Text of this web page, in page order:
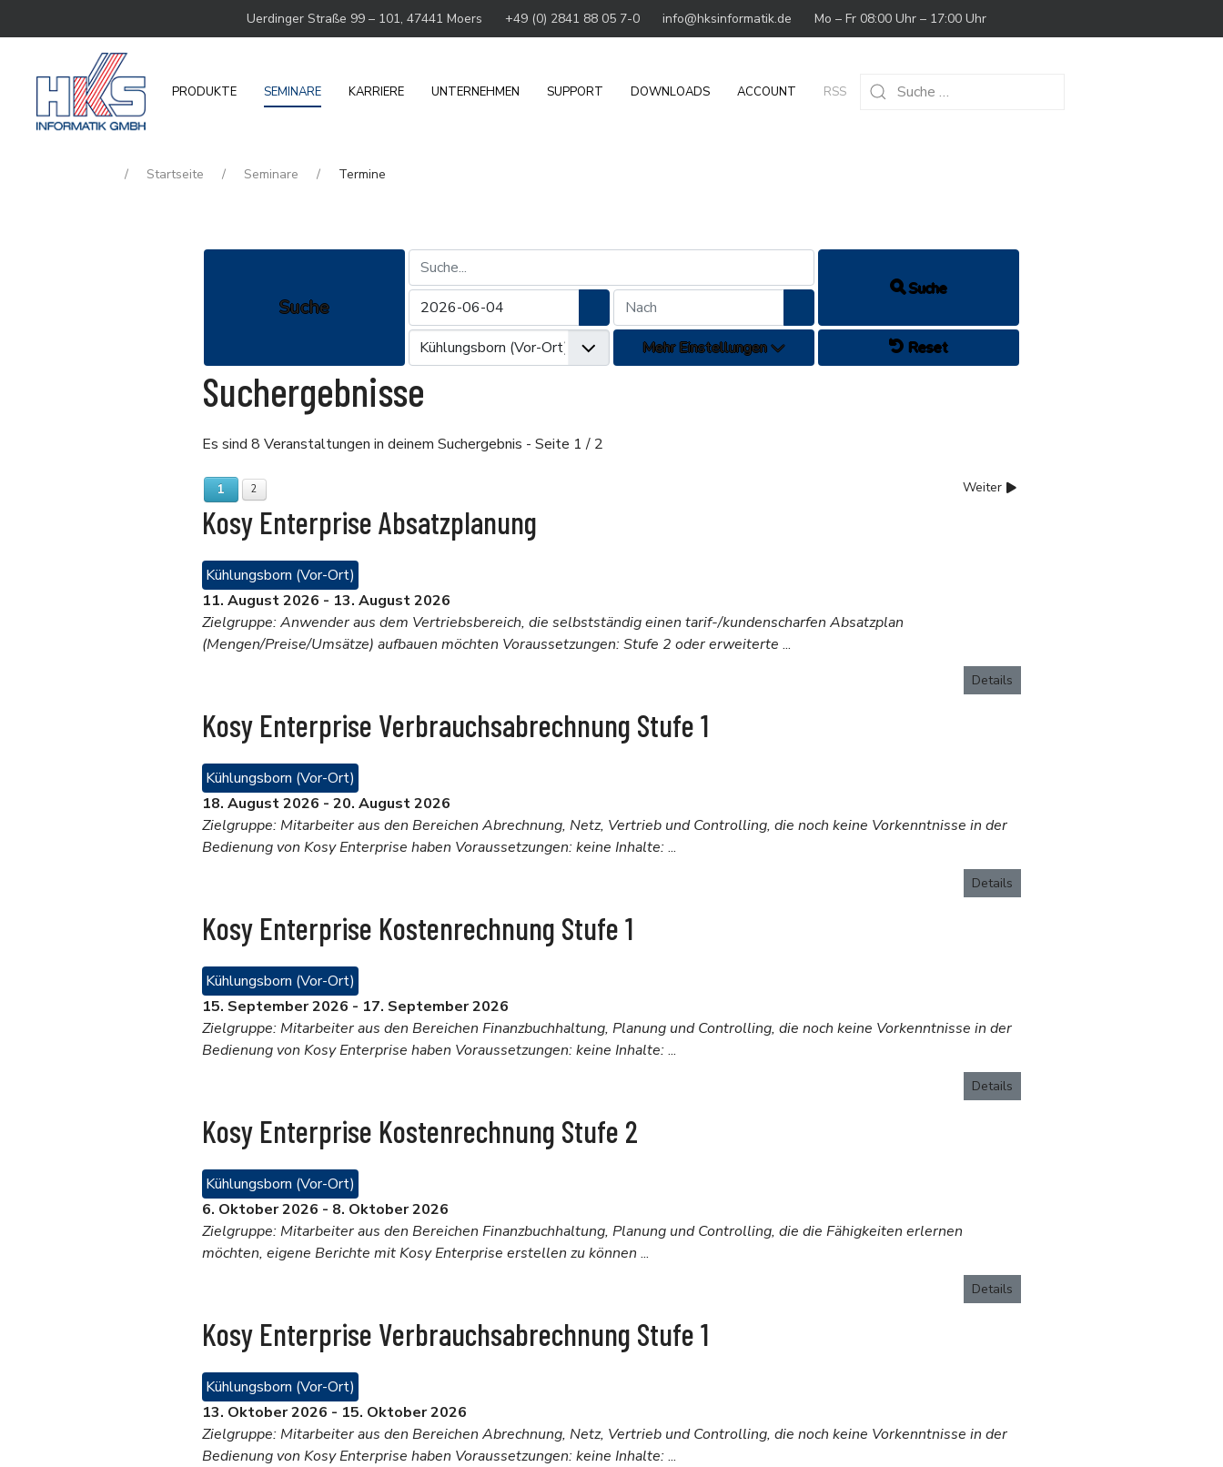
Uerdinger Straße 99 – 101, 47441 Moers +49 (0) 2841 88 05 7-0 info@hksinformatik.de Mo – Fr 08:00 Uhr – 17:00 Uhr
PRODUKTE SEMINARE KARRIERE UNTERNEHMEN SUPPORT DOWNLOADS ACCOUNT RSS
Startseite Seminare Termine
Suche
Suche...
Kalender öffnen
Mehr Einstellungen
Suche
Reset
Suchergebnisse
Es sind 8 Veranstaltungen in deinem Suchergebnis - Seite 1 / 2
1 2 Weiter
Kosy Enterprise Absatzplanung
Kühlungsborn (Vor-Ort)
11. August 2026 - 13. August 2026
Zielgruppe: Anwender aus dem Vertriebsbereich, die selbstständig einen tarif-/kundenscharfen Absatzplan
(Mengen/Preise/Umsätze) aufbauen möchten Voraussetzungen: Stufe 2 oder erweiterte ...
Details
Kosy Enterprise Verbrauchsabrechnung Stufe 1
Kühlungsborn (Vor-Ort)
18. August 2026 - 20. August 2026
Zielgruppe: Mitarbeiter aus den Bereichen Abrechnung, Netz, Vertrieb und Controlling, die noch keine Vorkenntnisse in der
Bedienung von Kosy Enterprise haben Voraussetzungen: keine Inhalte:...
Details
Kosy Enterprise Kostenrechnung Stufe 1
Kühlungsborn (Vor-Ort)
15. September 2026 - 17. September 2026
Zielgruppe: Mitarbeiter aus den Bereichen Finanzbuchhaltung, Planung und Controlling, die noch keine Vorkenntnisse in der
Bedienung von Kosy Enterprise haben Voraussetzungen: keine Inhalte:...
Details
Kosy Enterprise Kostenrechnung Stufe 2
Kühlungsborn (Vor-Ort)
6. Oktober 2026 - 8. Oktober 2026
Zielgruppe: Mitarbeiter aus den Bereichen Finanzbuchhaltung, Planung und Controlling, die die Fähigkeiten erlernen
möchten, eigene Berichte mit Kosy Enterprise erstellen zu können ...
Details
Kosy Enterprise Verbrauchsabrechnung Stufe 1
Kühlungsborn (Vor-Ort)
13. Oktober 2026 - 15. Oktober 2026
Zielgruppe: Mitarbeiter aus den Bereichen Abrechnung, Netz, Vertrieb und Controlling, die noch keine Vorkenntnisse in der
Bedienung von Kosy Enterprise haben Voraussetzungen: keine Inhalte:...